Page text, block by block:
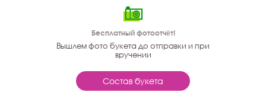
Бесплатный фотоотчёт!
Вышлем фото букета до отправки и при
вручении
Состав букета